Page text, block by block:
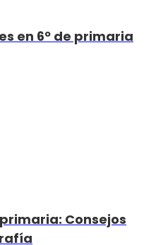
en 6º de primaria
Consejos